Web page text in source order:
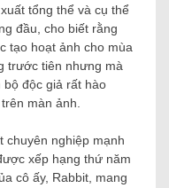
tổng thể và cụ thể
đầu, cho biết rằng
tạo hoạt ảnh cho mùa
trước tiên nhưng mà
độc giả rất hào
màn ảnh.
chuyên nghiệp mạnh
xếp hạng thứ năm
cô ấy, Rabbit, mang